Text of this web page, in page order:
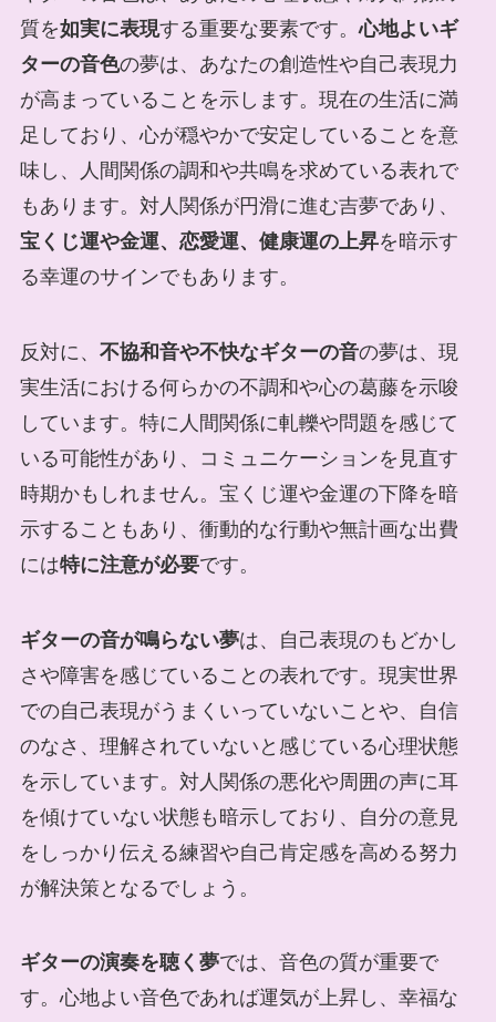
質を如実に表現する重要な要素です。心地よいギ
ターの音色の夢は、あなたの創造性や自己表現力
が高まっていることを示します。現在の生活に満
足しており、心が穏やかで安定していることを意
味し、人間関係の調和や共鳴を求めている表れで
もあります。対人関係が円滑に進む吉夢であり、
宝くじ運や金運、恋愛運、健康運の上昇を暗示す
る幸運のサインでもあります。
反対に、 不協和音や不快なギターの音の夢は、現
実生活における何らかの不調和や心の葛藤を示唆
しています。特に人間関係に軋轢や問題を感じて
いる可能性があり、コミュニケーションを見直す
時期かもしれません。宝くじ運や金運の下降を暗
示することもあり、衝動的な行動や無計画な出費
には特に注意が必要です。
ギターの音が鳴らない夢は、自己表現のもどかし
さや障害を感じていることの表れです。現実世界
での自己表現がうまくいっていないことや、自信
のなさ、理解されていないと感じている心理状態
を示しています。対人関係の悪化や周囲の声に耳
を傾けていない状態も暗示しており、自分の意見
をしっかり伝える練習や自己肯定感を高める努力
が解決策となるでしょう。
ギターの演奏を聴く夢では、音色の質が重要で
す。心地よい音色であれば運気が上昇し、幸福な